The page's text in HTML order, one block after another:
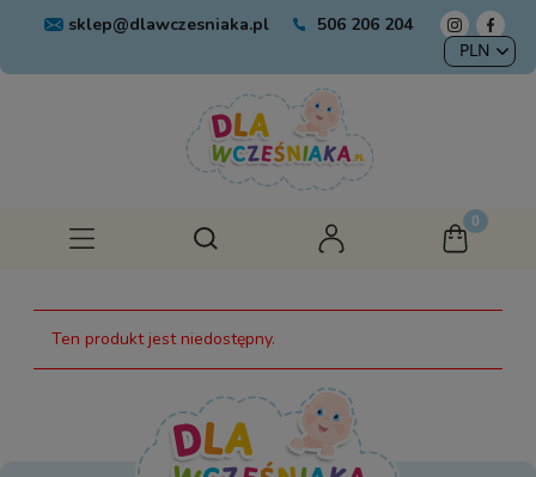
sklep@dlawczesniaka.pl 506 206 204
Ten produkt jest niedostępny.